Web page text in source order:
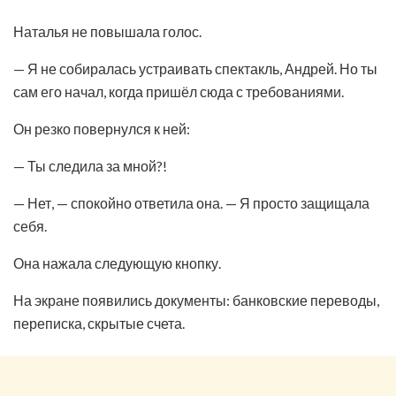
Наталья не повышала голос.
— Я не собиралась устраивать спектакль, Андрей. Но ты
сам его начал, когда пришёл сюда с требованиями.
Он резко повернулся к ней:
— Ты следила за мной?!
— Нет, — спокойно ответила она. — Я просто защищала
себя.
Она нажала следующую кнопку.
На экране появились документы: банковские переводы,
переписка, скрытые счета.